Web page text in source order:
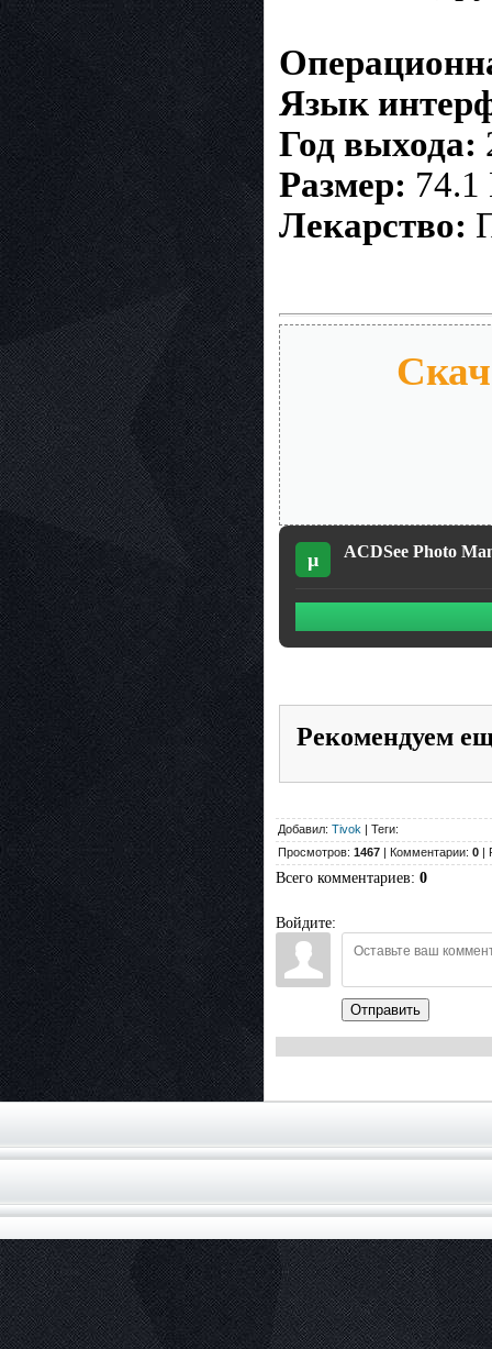
Язык
Год выхода:
Размер:
Лекарство:
µ ACDSee Photo
Рекомендуем
Добавил: Tivok | Теги:
Просмотров: 1467 | Комментарии: 0 |
Всего комментариев: 0
Войдите:
Отправить